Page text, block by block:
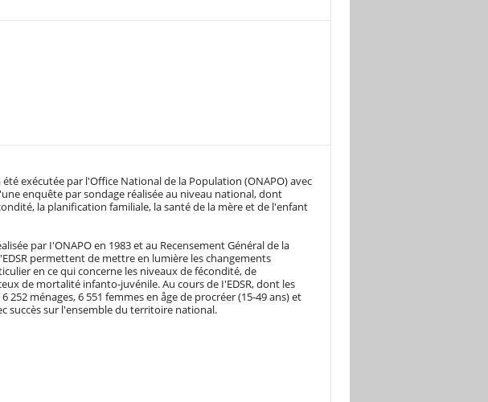
exécutée par l'Office National de la Population (ONAPO) avec
enquête par sondage réalisée au niveau national, dont
la planification familiale, la santé de la mère et de l'enfant
par I'ONAPO en 1983 et au Recensement Général de la
permettent de mettre en lumière les changements
en ce qui concerne les niveaux de fécondité, de
de mortalité infanto-juvénile. Au cours de I'EDSR, dont les
ménages, 6 551 femmes en åge de procréer (15-49 ans) et
succès sur l'ensemble du territoire national.